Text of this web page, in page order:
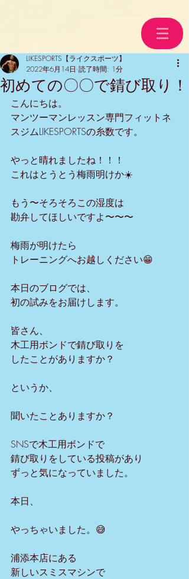
初めての〇〇で錆び取り！
LIKESPORTS【ライクスポーツ】
2022年6月14日 読了時間: 1分
こんにちは。
マンツーマンレッスン専門フィットネ
スジムLIKESPORTSの糸数です。
やっと晴れましたね！！！
これはとうとう梅雨明けか☀️
もう〜そろそろこの湿度は
勘弁してほしいですよ〜〜〜
梅雨が明けたら
トレーニングへお越しください😁
本日のブログでは、
初の試みをお届けします。
皆さん、
木工用ボンドで錆び取りを
したことがありますか？
というか、
聞いたことありますか？
SNSで木工用ボンドで
錆び取りをしている投稿があり
ずっと気になっていました。
本日、
やっちゃいました。😅
浦添本店にある
新しいスミスマシンで